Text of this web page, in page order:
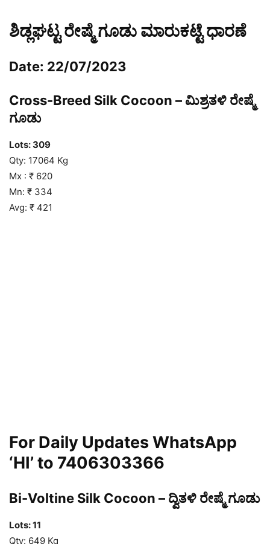
ಶಿಡ್ಲಘಟ್ಟ ರೇಷ್ಮೆ ಗೂಡು ಮಾರುಕಟ್ಟೆ ಧಾರಣೆ
Date: 22/07/2023
Cross-Breed Silk Cocoon – ಮಿಶ್ರತಳಿ ರೇಷ್ಮೆ
ಗೂಡು
Lots: 309
Qty: 17064 Kg
Mx : ₹ 620
Mn: ₹ 334
Avg: ₹ 421
For Daily Updates WhatsApp
‘HI’ to 7406303366
Bi-Voltine Silk Cocoon – ದ್ವಿತಳಿ ರೇಷ್ಮೆ ಗೂಡು
Lots: 11
Qty: 649 Kg